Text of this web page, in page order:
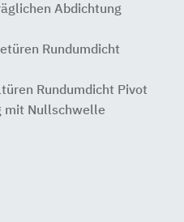
Abdichtung
Rundumdicht
Rundumdicht Pivot
mit Nullschwelle